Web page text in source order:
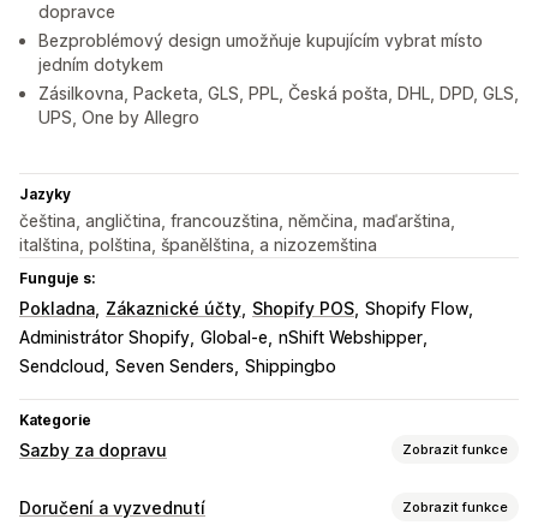
dopravce
Bezproblémový design umožňuje kupujícím vybrat místo
jedním dotykem
Zásilkovna, Packeta, GLS, PPL, Česká pošta, DHL, DPD, GLS,
UPS, One by Allegro
Jazyky
čeština, angličtina, francouzština, němčina, maďarština,
italština, polština, španělština, a nizozemština
Funguje s:
Pokladna Zákaznické účty Shopify POS Shopify Flow
Administrátor Shopify Global-e nShift Webshipper
Sendcloud
Seven Senders Shippingbo
Kategorie
Sazby za dopravu Zobrazit funkce
Výpočet sazeb
Doručení a vyzvednutí Zobrazit funkce